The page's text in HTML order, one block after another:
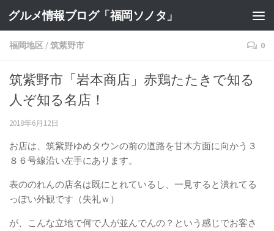
グルメ情報ブログ「福岡ソノタ」
福岡地区 /筑紫野市 0
筑紫野市「岩本商店」赤鶏たたきで知る
人ぞ知る名店！
2018年6月12日
お店は、筑紫野ゆめタウンの前の道路を甘木方面に向かう３
８６号線沿い左手にあります。
表ののれんの店名は既にとれているし、一見すると潰れてる
っぽい外観です（失礼ｗ）
が、こんな立地で何で人が並んでんの？という感じでお客さ